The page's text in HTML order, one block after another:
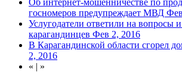
госномеров предупреждает МВД
Услугодатели ответили на вопросы
карагандинцев Фев 2, 2016
В Карагандинской области сгорел
2, 2016
« | »